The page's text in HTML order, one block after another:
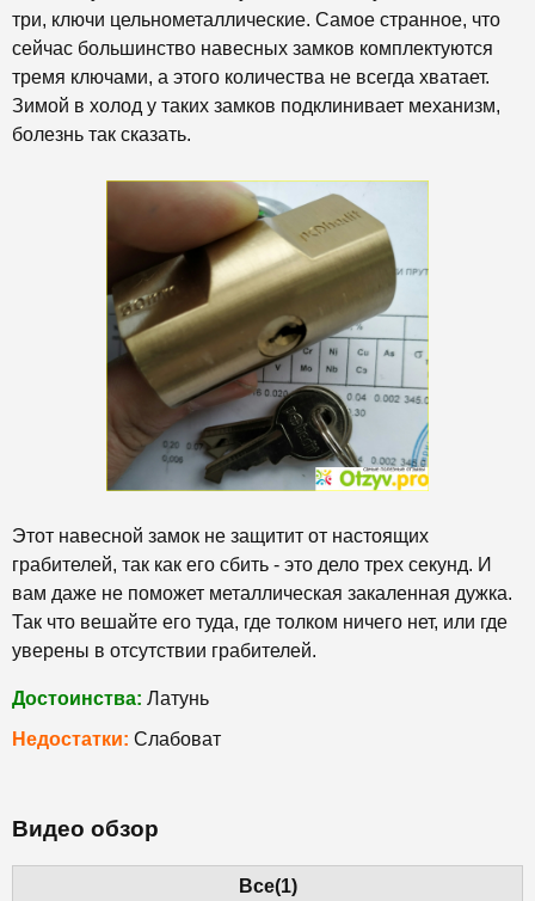
три, ключи цельнометаллические. Самое странное, что
сейчас большинство навесных замков комплектуются
тремя ключами, а этого количества не всегда хватает.
Зимой в холод у таких замков подклинивает механизм,
болезнь так сказать.
Этот навесной замок не защитит от настоящих
грабителей, так как его сбить - это дело трех секунд. И
вам даже не поможет металлическая закаленная дужка.
Так что вешайте его туда, где толком ничего нет, или где
уверены в отсутствии грабителей.
Достоинства: Латунь
Недостатки: Слабоват
Видео обзор
Все(1)